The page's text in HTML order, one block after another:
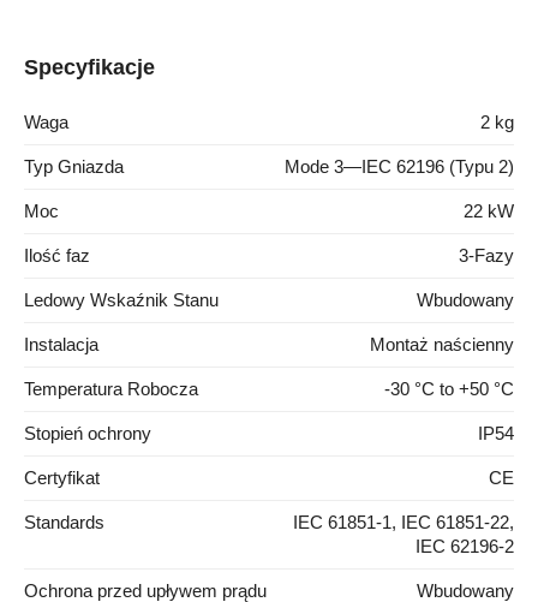
Specyfikacje
Waga 2 kg
Typ Gniazda Mode 3—IEC 62196 (Typu 2)
Moc 22 kW
Ilość faz 3-Fazy
Ledowy Wskaźnik Stanu Wbudowany
Instalacja Montaż naścienny
Temperatura Robocza -30 °C to +50 °C
Stopień ochrony IP54
Certyfikat CE
Standards
IEC 61851-1, IEC 61851-22,
IEC 62196-2
Ochrona przed upływem prądu Wbudowany